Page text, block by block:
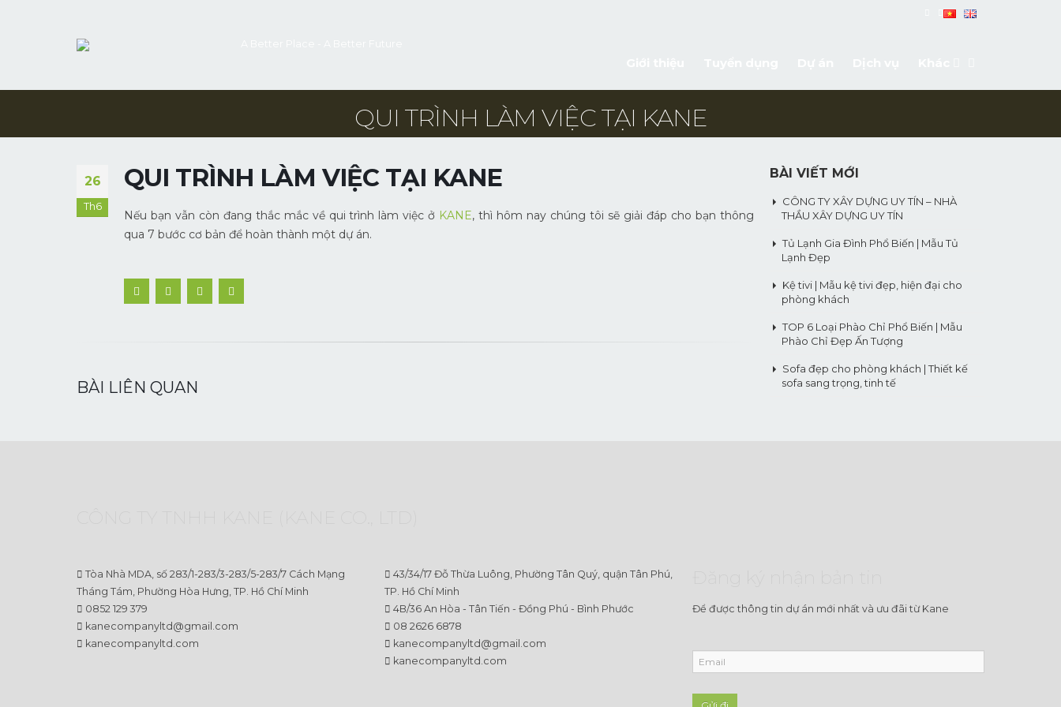
QUI TRÌNH LÀM VIỆC TẠI KANE
26
Th6
QUI TRÌNH LÀM VIỆC TẠI KANE
Nếu bạn vẫn còn đang thắc mắc về qui trình làm việc ở KANE, thì hôm nay chúng tôi sẽ giải đáp cho bạn thông
qua 7 bước cơ bản để hoàn thành một dự án.
BÀI LIÊN QUAN
BÀI VIẾT MỚI
CÔNG TY XÂY DỰNG UY TÍN – NHÀ
THẦU XÂY DỰNG UY TÍN
Tủ Lạnh Gia Đình Phổ Biến | Mẫu Tủ
Lạnh Đẹp
Kệ tivi | Mẫu kệ tivi đẹp, hiện đại cho
phòng khách
TOP 6 Loại Phào Chỉ Phổ Biến | Mẫu
Phào Chỉ Đẹp Ấn Tượng
Sofa đẹp cho phòng khách | Thiết kế
sofa sang trọng, tinh tế
Tòa Nhà MDA, số 283/1-283/3-283/5-283/7 Cách Mạng
Tháng Tám, Phường Hòa Hưng, TP. Hồ Chí Minh
0852 129 379
kanecompanyltd@gmail.com
kanecompanyltd.com
43/34/17 Đỗ Thừa Luông, Phường Tân Quý, quận Tân Phú,
TP. Hồ Chí Minh
4B/36 An Hòa - Tân Tiến - Đồng Phú - Bình Phước
08 2626 6878
kanecompanyltd@gmail.com
kanecompanyltd.com
Để được thông tin dự án mới nhất và ưu đãi từ Kane